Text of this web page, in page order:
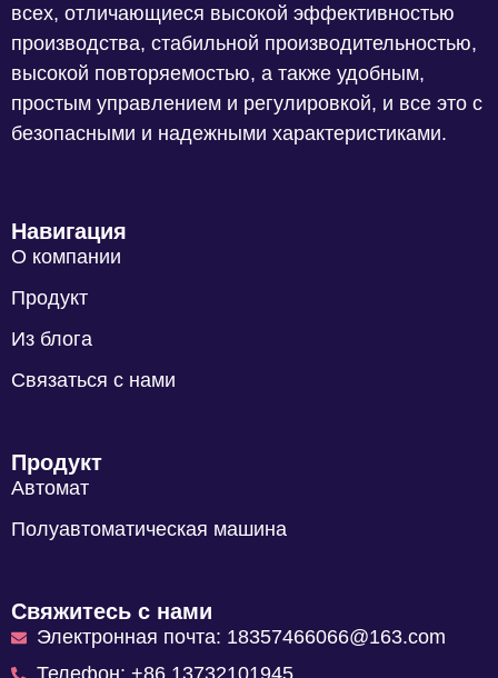
всех, отличающиеся высокой эффективностью
производства, стабильной производительностью,
высокой повторяемостью, а также удобным,
простым управлением и регулировкой, и все это с
безопасными и надежными характеристиками.
Навигация
О компании
Продукт
Из блога
Связаться с нами
Продукт
Автомат
Полуавтоматическая машина
Свяжитесь с нами
Электронная почта: 18357466066@163.com